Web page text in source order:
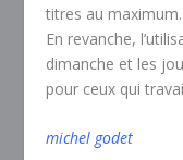
titres au maximum.
En revanche,
dimanche et les
pour ceux qui
michel godet